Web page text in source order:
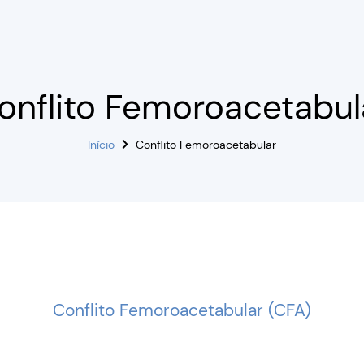
Início Conflito Femoroacetabular
Conflito Femoroacetabular (CFA)